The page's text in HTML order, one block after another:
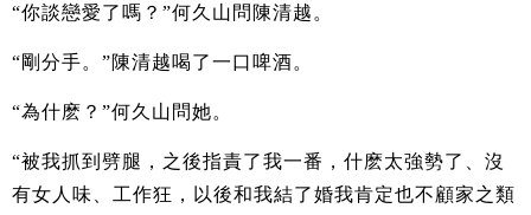
“你談戀愛了嗎？”何久山問陳清越。
“剛分手。”陳清越喝了一口啤酒。
“為什麽？”何久山問她。
“被我抓到劈腿，之後指責了我一番，什麽太強勢了、沒
有女人味、工作狂，以後和我結了婚我肯定也不顧家之類